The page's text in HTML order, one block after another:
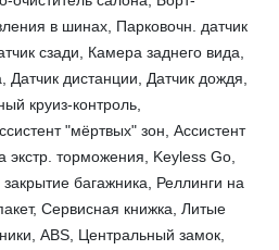
в шинах, Парковочн. датчик
сзади, Камера заднего вида,
Датчик дистанции, Датчик дождя,
круиз-контроль,
"мёртвых" зон, Ассистент
торможения, Keyless Go,
багажника, Реллинги на
Сервисная книжка, Литые
ABS, Центральный замок,